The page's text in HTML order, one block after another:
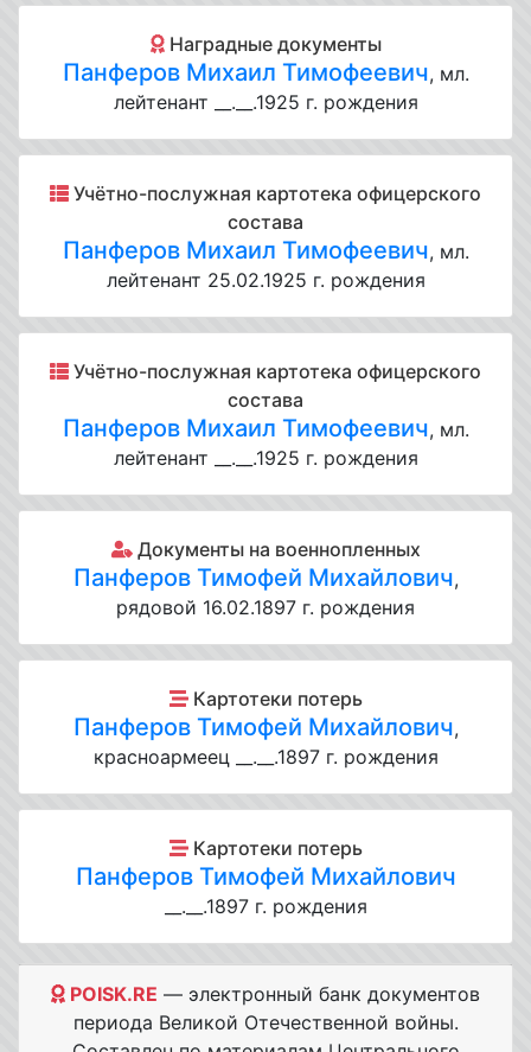
Наградные документы
Панферов Михаил Тимофеевич, мл.
лейтенант __.__.1925 г. рождения
Учётно-послужная картотека офицерского
состава
Панферов Михаил Тимофеевич, мл.
лейтенант 25.02.1925 г. рождения
Учётно-послужная картотека офицерского
состава
Панферов Михаил Тимофеевич, мл.
лейтенант __.__.1925 г. рождения
Документы на военнопленных
Панферов Тимофей Михайлович,
рядовой 16.02.1897 г. рождения
Картотеки потерь
Панферов Тимофей Михайлович,
красноармеец __.__.1897 г. рождения
Картотеки потерь
Панферов Тимофей Михайлович
__.__.1897 г. рождения
POISK.RE — электронный банк документов
периода Великой Отечественной войны.